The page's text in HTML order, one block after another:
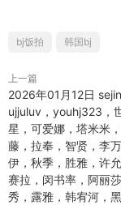
bj饭拍 韩国bj
上一篇
2026年01月12日
ujjuluv，youhj323，
星，可爱娜，塔米米
藤，拉奉，智贤，李
伊，秋季，胜雅，许
赛拉，闵书率，阿丽
秀，露雅，韩宥河，